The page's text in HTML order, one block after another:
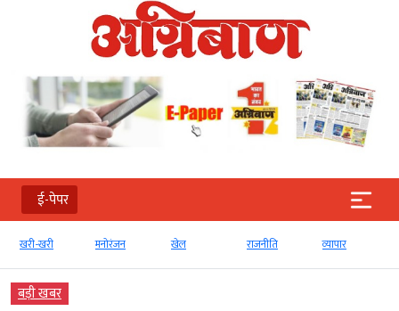
ई-पेपर
खरी-खरी मनोरंजन खेल राजनीति व्‍यापार
बड़ी खबर